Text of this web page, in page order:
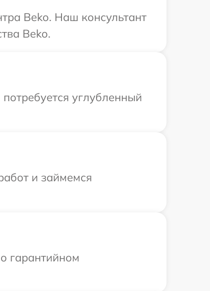
Beko. Наш консультант
Beko.
углубленный
и займемся
гарантийном